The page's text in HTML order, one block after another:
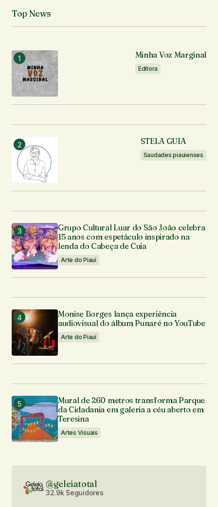
Notifique-me sobre novos comentários por e-mail.
Notifique-me sobre novas publicações por e-mail.
Top News
Minha Voz Marginal
Editora
STELA GUIA
Saudades piauienses
Grupo Cultural Luar do São João celebra
15 anos com espetáculo inspirado na
lenda do Cabeça de Cuia
Arte do Piauí
Monise Borges lança experiência
audiovisual do álbum Punaré no YouTube
Arte do Piauí
Mural de 260 metros transforma Parque
da Cidadania em galeria a céu aberto em
Teresina
Artes Visuais
@geleiatotal
32.9k Seguidores